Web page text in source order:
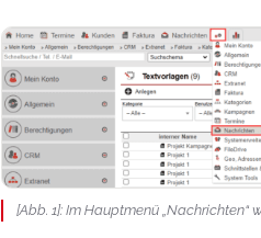
[Abb. 1]: Im Hauptmenü „Nachrichten“